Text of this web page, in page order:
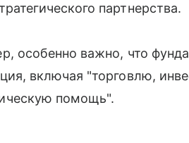
партнерства.
особенно важно, что
включая "торговлю,
помощь".